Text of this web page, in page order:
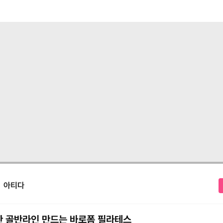
아티다
골반라인 만드는 바로폼 필라테스